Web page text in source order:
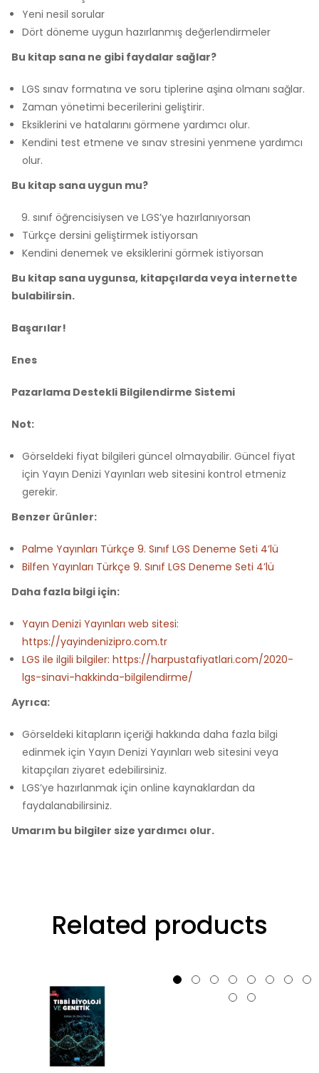
Yeni nesil sorular
Dört döneme uygun hazırlanmış değerlendirmeler
Bu kitap sana ne gibi faydalar sağlar?
LGS sınav formatına ve soru tiplerine aşina olmanı sağlar.
Zaman yönetimi becerilerini geliştirir.
Eksiklerini ve hatalarını görmene yardımcı olur.
Kendini test etmene ve sınav stresini yenmene yardımcı
olur.
Bu kitap sana uygun mu?
sınıf öğrencisiysen ve LGS’ye hazırlanıyorsan
Türkçe dersini geliştirmek istiyorsan
Kendini denemek ve eksiklerini görmek istiyorsan
Bu kitap sana uygunsa, kitapçılarda veya internette
bulabilirsin.
Başarılar!
Enes
Pazarlama Destekli Bilgilendirme Sistemi
Not:
Görseldeki fiyat bilgileri güncel olmayabilir. Güncel fiyat
için Yayın Denizi Yayınları web sitesini kontrol etmeniz
gerekir.
Benzer ürünler:
Palme Yayınları Türkçe 9. Sınıf LGS Deneme Seti 4’lü
Bilfen Yayınları Türkçe 9. Sınıf LGS Deneme Seti 4’lü
Daha fazla bilgi için:
Yayın Denizi Yayınları web sitesi:
https://yayindenizipro.com.tr
LGS ile ilgili bilgiler: https://harpustafiyatlari.com/2020-
lgs-sinavi-hakkinda-bilgilendirme/
Ayrıca:
Görseldeki kitapların içeriği hakkında daha fazla bilgi
edinmek için Yayın Denizi Yayınları web sitesini veya
kitapçıları ziyaret edebilirsiniz.
LGS’ye hazırlanmak için online kaynaklardan da
faydalanabilirsiniz.
Umarım bu bilgiler size yardımcı olur.
Related products